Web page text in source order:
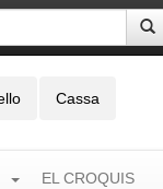
Cassa
EL CROQUIS